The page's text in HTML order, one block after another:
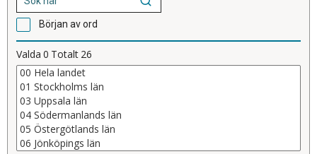
Början av ord
Valda 0 Totalt 26